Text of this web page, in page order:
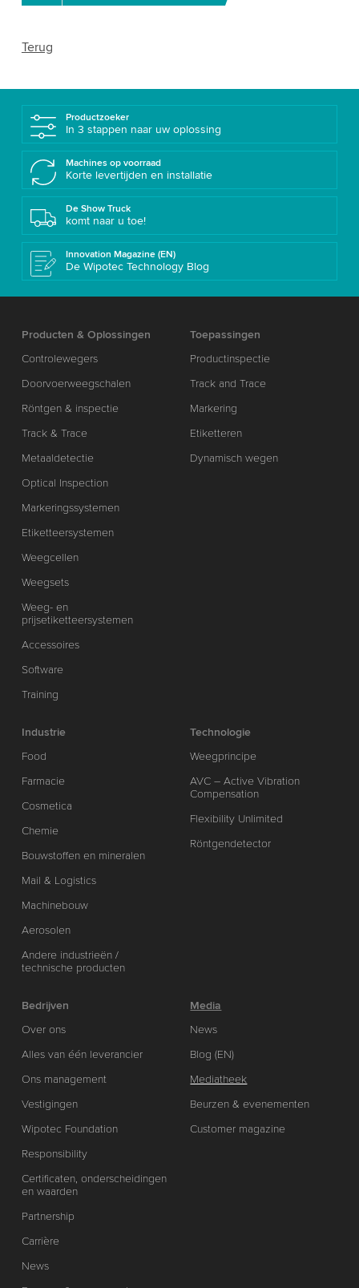
Terug
Productzoeker
In 3 stappen naar uw oplossing
Machines op voorraad
Korte levertijden en installatie
De Show Truck
komt naar u toe!
Innovation Magazine (EN)
De Wipotec Technology Blog
Producten & Oplossingen
Controlewegers
Doorvoerweegschalen
Röntgen & inspectie
Track & Trace
Metaaldetectie
Optical Inspection
Markeringssystemen
Etiketteersystemen
Weegcellen
Weegsets
Weeg- en
prijsetiketteersystemen
Accessoires
Software
Training
Toepassingen
Productinspectie
Track and Trace
Markering
Etiketteren
Dynamisch wegen
Industrie
Food
Farmacie
Cosmetica
Chemie
Bouwstoffen en mineralen
Mail & Logistics
Machinebouw
Aerosolen
Andere industrieën /
technische producten
Technologie
Weegprincipe
AVC – Active Vibration
Compensation
Flexibility Unlimited
Röntgendetector
Bedrijven
Over ons
Alles van één leverancier
Ons management
Vestigingen
Wipotec Foundation
Responsibility
Certificaten, onderscheidingen
en waarden
Partnership
Carrière
News
Media
News
Blog (EN)
Mediatheek
Beurzen & evenementen
Customer magazine